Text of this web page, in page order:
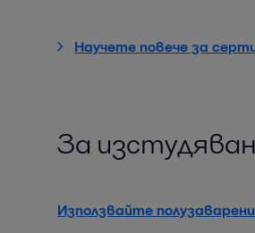
Научете повече за
За
Използвайте